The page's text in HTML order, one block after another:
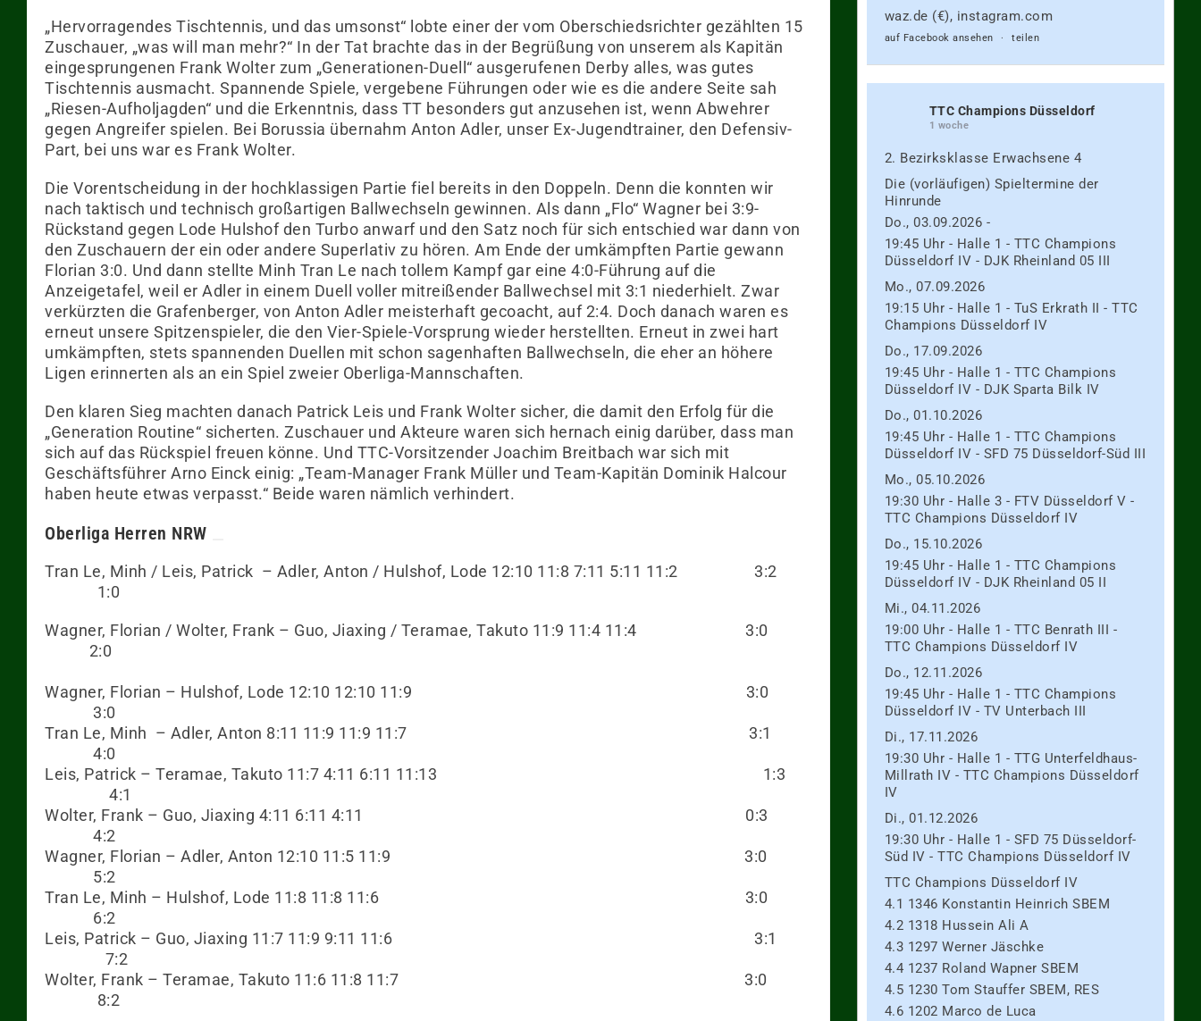
„Hervorragendes Tischtennis, und das umsonst“ lobte einer der vom Oberschiedsrichter gezählten 15
Zuschauer, „was will man mehr?“ In der Tat brachte das in der Begrüßung von unserem als Kapitän
eingesprungenen Frank Wolter zum „Generationen-Duell“ ausgerufenen Derby alles, was gutes
Tischtennis ausmacht. Spannende Spiele, vergebene Führungen oder wie es die andere Seite sah
„Riesen-Aufholjagden“ und die Erkenntnis, dass TT besonders gut anzusehen ist, wenn Abwehrer
gegen Angreifer spielen. Bei Borussia übernahm Anton Adler, unser Ex-Jugendtrainer, den Defensiv-
Part, bei uns war es Frank Wolter.
Die Vorentscheidung in der hochklassigen Partie fiel bereits in den Doppeln. Denn die konnten wir
nach taktisch und technisch großartigen Ballwechseln gewinnen. Als dann „Flo“ Wagner bei 3:9-
Rückstand gegen Lode Hulshof den Turbo anwarf und den Satz noch für sich entschied war dann von
den Zuschauern der ein oder andere Superlativ zu hören. Am Ende der umkämpften Partie gewann
Florian 3:0. Und dann stellte Minh Tran Le nach tollem Kampf gar eine 4:0-Führung auf die
Anzeigetafel, weil er Adler in einem Duell voller mitreißender Ballwechsel mit 3:1 niederhielt. Zwar
verkürzten die Grafenberger, von Anton Adler meisterhaft gecoacht, auf 2:4. Doch danach waren es
erneut unsere Spitzenspieler, die den Vier-Spiele-Vorsprung wieder herstellten. Erneut in zwei hart
umkämpften, stets spannenden Duellen mit schon sagenhaften Ballwechseln, die eher an höhere
Ligen erinnerten als an ein Spiel zweier Oberliga-Mannschaften.
Den klaren Sieg machten danach Patrick Leis und Frank Wolter sicher, die damit den Erfolg für die
„Generation Routine“ sicherten. Zuschauer und Akteure waren sich hernach einig darüber, dass man
sich auf das Rückspiel freuen könne. Und TTC-Vorsitzender Joachim Breitbach war sich mit
Geschäftsführer Arno Einck einig: „Team-Manager Frank Müller und Team-Kapitän Dominik Halcour
haben heute etwas verpasst.“ Beide waren nämlich verhindert.
Oberliga Herren NRW
Tran Le, Minh / Leis, Patrick – Adler, Anton / Hulshof, Lode 12:10 11:8 7:11 5:11 11:2 3:2
1:0
Wagner, Florian / Wolter, Frank – Guo, Jiaxing / Teramae, Takuto 11:9 11:4 11:4 3:0
2:0
Wagner, Florian – Hulshof, Lode 12:10 12:10 11:9 3:0
3:0
Tran Le, Minh – Adler, Anton 8:11 11:9 11:9 11:7 3:1
4:0
Leis, Patrick – Teramae, Takuto 11:7 4:11 6:11 11:13 1:3
4:1
Wolter, Frank – Guo, Jiaxing 4:11 6:11 4:11 0:3
4:2
Wagner, Florian – Adler, Anton 12:10 11:5 11:9 3:0
5:2
Tran Le, Minh – Hulshof, Lode 11:8 11:8 11:6 3:0
6:2
Leis, Patrick – Guo, Jiaxing 11:7 11:9 9:11 11:6 3:1
7:2
Wolter, Frank – Teramae, Takuto 11:6 11:8 11:7 3:0
8:2
waz.de (€), instagram.com
auf Facebook ansehen · teilen
TTC Champions Düsseldorf
1 woche
2. Bezirksklasse Erwachsene 4
Die (vorläufigen) Spieltermine der
Hinrunde
Do., 03.09.2026 -
19:45 Uhr - Halle 1 - TTC Champions
Düsseldorf IV - DJK Rheinland 05 III
Mo., 07.09.2026
19:15 Uhr - Halle 1 - TuS Erkrath II - TTC
Champions Düsseldorf IV
Do., 17.09.2026
19:45 Uhr - Halle 1 - TTC Champions
Düsseldorf IV - DJK Sparta Bilk IV
Do., 01.10.2026
19:45 Uhr - Halle 1 - TTC Champions
Düsseldorf IV - SFD 75 Düsseldorf-Süd III
Mo., 05.10.2026
19:30 Uhr - Halle 3 - FTV Düsseldorf V -
TTC Champions Düsseldorf IV
Do., 15.10.2026
19:45 Uhr - Halle 1 - TTC Champions
Düsseldorf IV - DJK Rheinland 05 II
Mi., 04.11.2026
19:00 Uhr - Halle 1 - TTC Benrath III -
TTC Champions Düsseldorf IV
Do., 12.11.2026
19:45 Uhr - Halle 1 - TTC Champions
Düsseldorf IV - TV Unterbach III
Di., 17.11.2026
19:30 Uhr - Halle 1 - TTG Unterfeldhaus-
Millrath IV - TTC Champions Düsseldorf
IV
Di., 01.12.2026
19:30 Uhr - Halle 1 - SFD 75 Düsseldorf-
Süd IV - TTC Champions Düsseldorf IV
TTC Champions Düsseldorf IV
4.1 1346 Konstantin Heinrich SBEM
4.2 1318 Hussein Ali A
4.3 1297 Werner Jäschke
4.4 1237 Roland Wapner SBEM
4.5 1230 Tom Stauffer SBEM, RES
4.6 1202 Marco de Luca